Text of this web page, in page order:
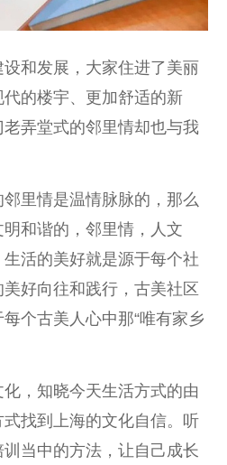
和发展，大家住进了美丽
的楼宇、更加舒适的新
弄堂式的邻里情却也与我
里情是温情脉脉的，那么
和谐的，邻里情，人文
活的美好就是源于每个社
好向往和践行，古美社区
个古美人心中那“唯有家乡
，知晓今天生活方式的由
找到上海的文化自信。听
当中的方法，让自己成长